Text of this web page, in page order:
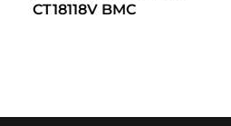
CT18118V BMC